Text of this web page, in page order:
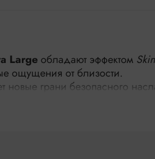
Large обладают эффектом
ощущения от близости.
новые грани безопасного
физиологического и
только на своих ощущениях.
сосредоточиться на